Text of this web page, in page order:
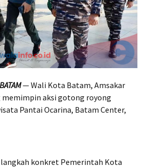
— Wali Kota Batam, Amsakar
memimpin aksi gotong royong
Pantai Ocarina, Batam Center,
konkret Pemerintah Kota